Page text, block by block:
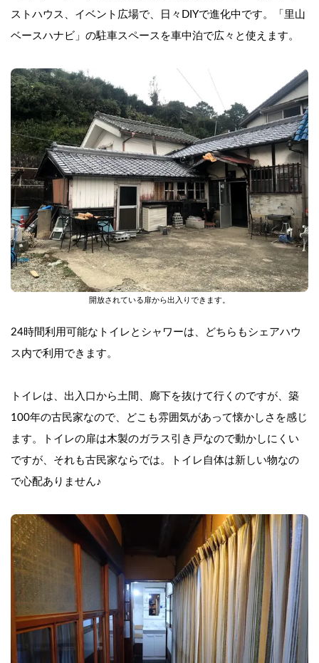
ストハウス、イベント広場で、日々DIYで進化中です。「里山
ベースハナビ」の駐車スペースを車中泊で広々と使えます。
開放されている扉から出入りできます。
24時間利用可能なトイレとシャワーは、どちらもシェアハウ
ス内で利用できます。
トイレは、出入口から土間、廊下を抜けて行くのですが、築
100年の古民家なので、どこも雰囲気があって懐かしさを感じ
ます。トイレの扉は木製のガラス引き戸なので動かしにくい
ですが、それも古民家ならでは。トイレ自体は新しい物なの
で心配ありません♪